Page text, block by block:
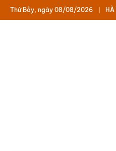
HÀ
Thứ Bảy, ngày 08/08/2026